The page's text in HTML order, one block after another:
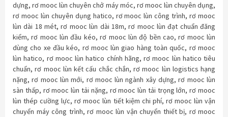
dựng,rơ mooc lùn chuyên chở máy móc, rơ mooc lùn chuyên dụng,
rơ mooc lùn chuyên dụng hatico, rơ mooc lùn công trình,rơ mooc
lùn dài 18 mét,rơ mooc lùn dài 18m,rơ mooc lùn đạt chuẩn đăng
kiểm,rơ mooc lùn đầu kéo,rơ mooc lùn độ bền cao,rơ mooc lùn
dùng cho xe đầu kéo, rơ mooc lùn giao hàng toàn quốc, rơ mooc
lùn hatico, rơ mooc lùn hatico chính hãng, rơ mooc lùn hatico tiêu
chuẩn,rơ mooc lùn kết cấu chắc chắn, rơ mooc lùn logistics hạng
nặng,rơ mooc lùn mới, rơ mooc lùn ngành xây dựng,rơ mooc lùn
sàn thấp, rơ mooc lùn tải nặng, rơ mooc lùn tải trọng lớn,rơ mooc
lùn thép cường lực,rơ mooc lùn tiết kiệm chi phí, rơ mooc lùn vận
chuyển máy công trình, rơ mooc lùn vận chuyển thiết bị, rơ mooc